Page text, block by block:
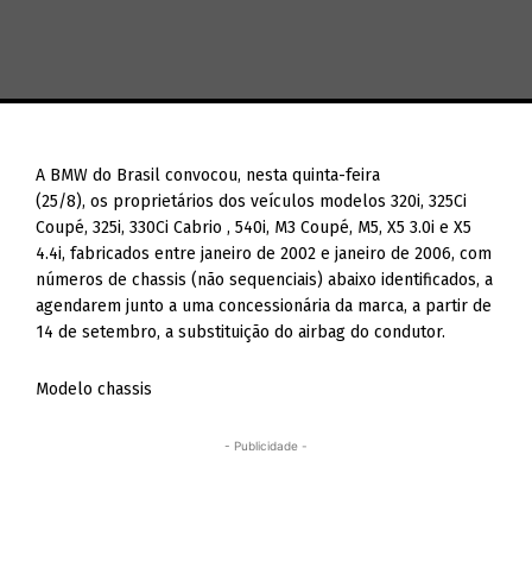
A BMW do Brasil convocou, nesta quinta-feira
(25/8), os proprietários dos veículos modelos 320i, 325Ci
Coupé, 325i, 330Ci Cabrio , 540i, M3 Coupé, M5, X5 3.0i e X5
4.4i, fabricados entre janeiro de 2002 e janeiro de 2006, com
números de chassis (não sequenciais) abaixo identificados, a
agendarem junto a uma concessionária da marca, a partir de
14 de setembro, a substituição do airbag do condutor.
Modelo chassis
- Publicidade -